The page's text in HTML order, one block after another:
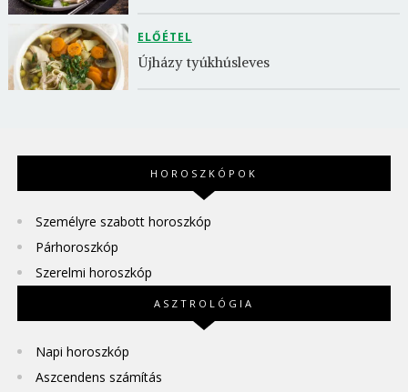
ELŐÉTEL
Újházy tyúkhúsleves
HOROSZKÓPOK
Személyre szabott horoszkóp
Párhoroszkóp
Szerelmi horoszkóp
ASZTROLÓGIA
Napi horoszkóp
Aszcendens számítás